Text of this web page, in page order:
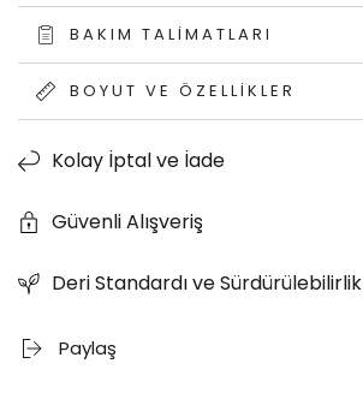
BAKIM TALIMATLARI
BOYUT VE ÖZELLIKLER
Kolay İptal ve İade
Güvenli Alışveriş
Deri Standardı ve Sürdürülebilirlik
Paylaş